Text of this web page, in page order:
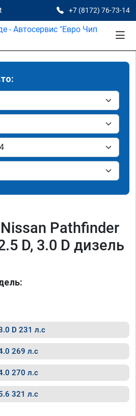
+7 (8172) 76-73-14
Pathfinder
D, 3.0 D дизель
D 231 л.с
269 л.с
270 л.с
321 л.с